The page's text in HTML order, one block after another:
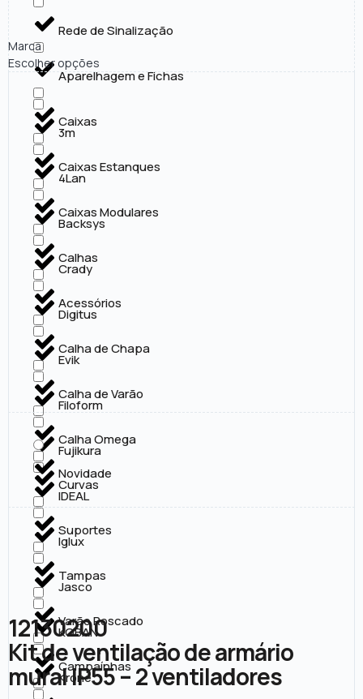
Rede de Sinalização
Aparelhagem e Fichas
Caixas
Caixas Estanques
Caixas Modulares
Calhas
Acessórios
Calha de Chapa
Calha de Varão
Calha Omega
Curvas
Suportes
Tampas
Varão Roscado
Campaínhas
Marca
Escolher opções
3m
4Lan
Backsys
Crady
Digitus
Evik
Filoform
Fujikura
IDEAL
Iglux
Jasco
KOBAN
Krone
Novidade
12130200
Kit de ventilação de armário
mural IP55 – 2 ventiladores